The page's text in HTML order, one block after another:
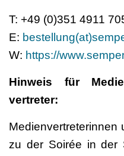
T: +49 (0)351 4911
E:
W: https://
Hinweis für
vertreter:
Medienvertreterinnen
zu der Soirée in der